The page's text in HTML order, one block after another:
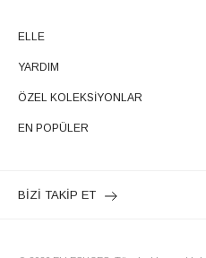
ELLE
YARDIM
ÖZEL KOLEKSİYONLAR
EN POPÜLER
BİZİ TAKİP ET